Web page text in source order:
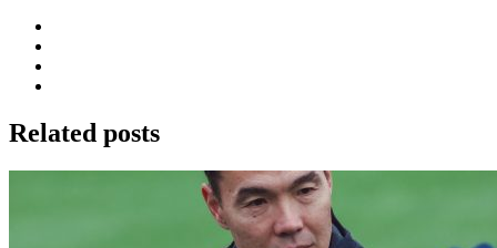
Related posts